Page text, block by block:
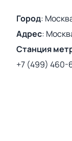
Город:
Адрес:
Станция
+7 (499) 460-